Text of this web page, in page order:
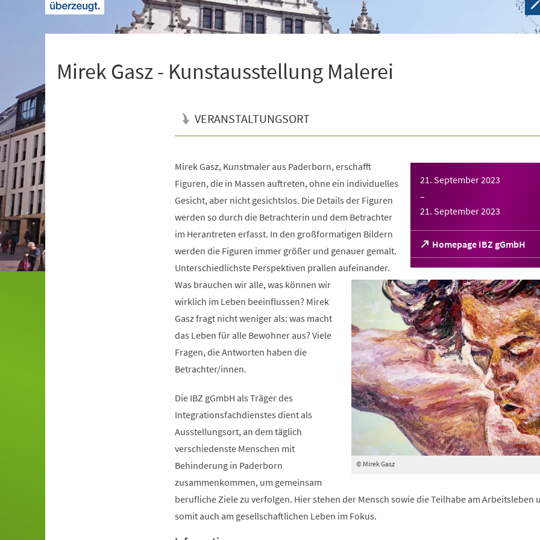
Mirek Gasz - Kunstausstellung Malerei
VERANSTALTUNGSORT
21. September 2023
–
21. September 2023
Homepage IBZ gGmbH
(Öffnet
in
einem
neuen
Tab)
© Mirek Gasz
Mirek Gasz, Kunstmaler aus Paderborn, erschafft
Figuren, die in Massen auftreten, ohne ein individuelles
Gesicht, aber nicht gesichtslos. Die Details der Figuren
werden so durch die Betrachterin und dem Betrachter
im Herantreten erfasst. In den großformatigen Bildern
werden die Figuren immer größer und genauer gemalt.
Unterschiedlichste Perspektiven prallen aufeinander.
Was brauchen wir alle, was können wir
wirklich im Leben beeinflussen? Mirek
Gasz fragt nicht weniger als: was macht
das Leben für alle Bewohner aus? Viele
Fragen, die Antworten haben die
Betrachter/innen.
Die IBZ gGmbH als Träger des
Integrationsfachdienstes dient als
Ausstellungsort, an dem täglich
verschiedenste Menschen mit
Behinderung in Paderborn
zusammenkommen, um gemeinsam
berufliche Ziele zu verfolgen. Hier stehen der Mensch sowie die Teilhabe am Arbeitsleben
somit auch am gesellschaftlichen Leben im Fokus.